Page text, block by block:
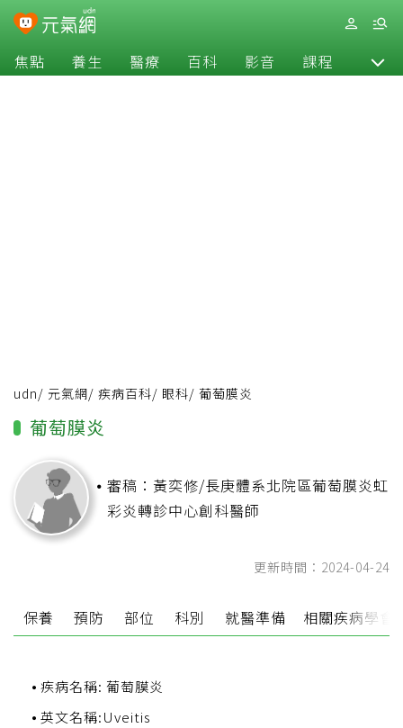
焦點 養生 醫療 百科 影音 課程 退休
udn/ 元氣網/ 疾病百科/ 眼科/ 葡萄膜炎
葡萄膜炎
審稿：黃奕修/長庚體系北院區葡萄膜炎虹
彩炎轉診中心創科醫師
更新時間：2024-04-24
保養 預防 部位 科別 就醫準備 相關疾病學會
疾病名稱: 葡萄膜炎
英文名稱:Uveitis